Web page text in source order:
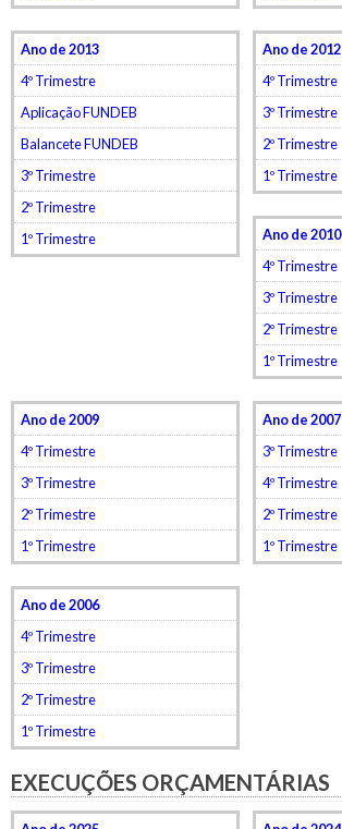
Ano de 2013
4º Trimestre
Aplicação FUNDEB
Balancete FUNDEB
3º Trimestre
2º Trimestre
1º Trimestre
Ano de 2012
4º Trimestre
3º Trimestre
2º Trimestre
1º Trimestre
Ano de 2010
4º Trimestre
3º Trimestre
2º Trimestre
1º Trimestre
Ano de 2009
4º Trimestre
3º Trimestre
2º Trimestre
1º Trimestre
Ano de 2007
3º Trimestre
4º Trimestre
2º Trimestre
1º Trimestre
Ano de 2006
4º Trimestre
3º Trimestre
2º Trimestre
1º Trimestre
EXECUÇÕES ORÇAMENTÁRIAS